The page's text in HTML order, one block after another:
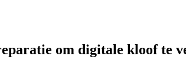
om digitale kloof te